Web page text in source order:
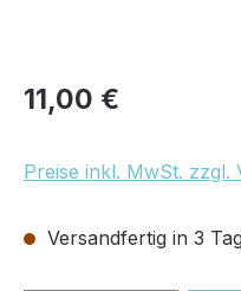
Regulärer Preis:
11,00 €
Preise inkl. MwSt. zzgl.
Versandfertig in 3